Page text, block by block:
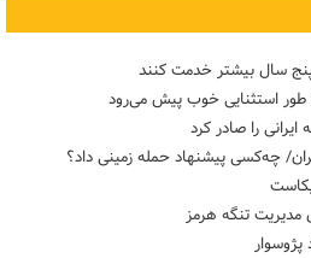
پنج سال بیشتر خدمت کنند
طور استثنایی خوب پیش می‌رود
را صادر کرد
چه‌کسی پیشنهاد حمله زمینی داد؟
مدیریت تنگه هرمز